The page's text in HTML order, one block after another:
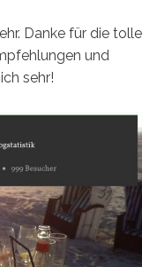
Danke für die tolle
und
sehr!